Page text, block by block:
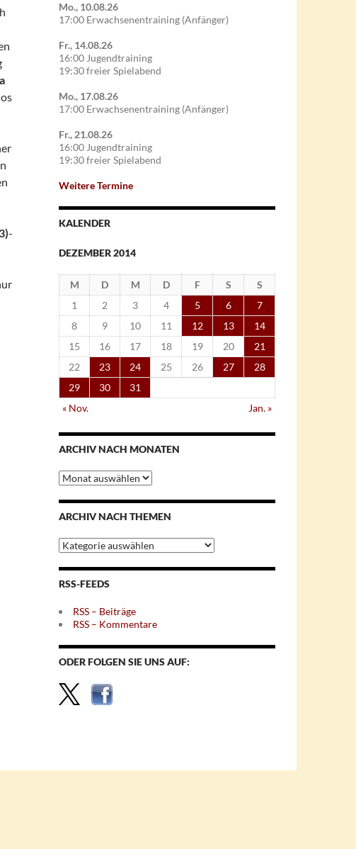
-
Mo., 10.08.26
17:00 Erwachsenentraining (Anfänger)
Fr., 14.08.26
16:00 Jugendtraining
19:30 freier Spielabend
Mo., 17.08.26
17:00 Erwachsenentraining (Anfänger)
Fr., 21.08.26
16:00 Jugendtraining
19:30 freier Spielabend
Weitere Termine
KALENDER
DEZEMBER 2014
M D M D F S
S
1
2 3 4 5 6
7
8
9 10 11 12 13
14
15
16 17 18 19 20
21
22
23 24 25 26 27
28
29
30
31
« Nov.
Jan. »
ARCHIV NACH MONATEN
Archiv
nach
Monaten
ARCHIV NACH THEMEN
Archiv
nach
Themen
RSS-FEEDS
RSS – Beiträge
RSS – Kommentare
ODER FOLGEN SIE UNS AUF: